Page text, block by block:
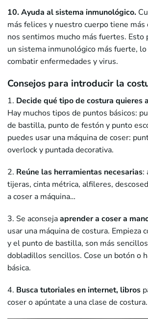
10. Ayuda alsistema inmunológico.
más felices y nuestro cuerpo tiene más
nos sentimos mucho más fuertes. Esto
un sistema inmunológico más fuerte, lo
combatir enfermedades y virus.
Consejos para introducir la
1. Decide qué tipo de costura quieres
Hay muchos tipos de puntos básicos:
de bastilla, punto de festón y punto
puedes usar una máquina de coser:
overlock y puntada decorativa.
2. Reúne las herramientas necesarias:
tijeras, cinta métrica, alfileres,
a coser a máquina…
3. Se aconsejaaprender a coser a
usar una máquina de costura. Empieza
y el punto de bastilla, son más
dobladillos sencillos. Cose un botón o
básica.
4. Busca tutoriales en internet, libros
coser o apúntate a una clase de costura.